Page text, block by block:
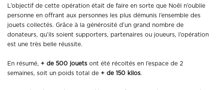
L’objectif de cette opération était de faire en sorte que Noël n’oublie
personne en offrant aux personnes les plus démunis l’ensemble des
jouets collectés. Grâce à la générosité d’un grand nombre de
donateurs, qu’ils soient supporters, partenaires ou joueurs, l’opération
est une très belle réussite.
En résumé, + de 500 jouets ont été récoltés en l’espace de 2
semaines, soit un poids total de + de 150 kilos.